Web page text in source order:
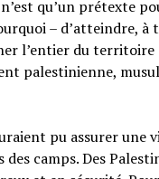
qu’un prétexte
– d’atteindre, à
l’entier du territoire
palestinienne,
pu assurer une
camps. Des